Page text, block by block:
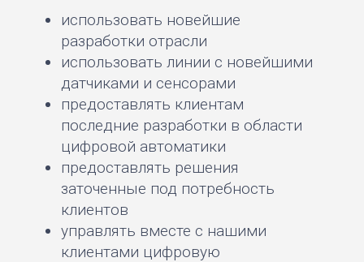
использовать новейшие
разработки отрасли
использовать линии с новейшими
датчиками и сенсорами
предоставлять клиентам
последние разработки в области
цифровой автоматики
предоставлять решения
заточенные под потребность
клиентов
управлять вместе с нашими
клиентами цифровую